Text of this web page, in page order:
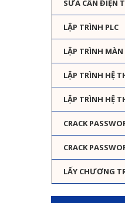
SỬA CÂN ĐIỆN
LẬP TRÌNH PLC
LẬP TRÌNH
LẬP TRÌNH HỆ
LẬP TRÌNH HỆ
CRACK
CRACK
LẤY CHƯƠNG